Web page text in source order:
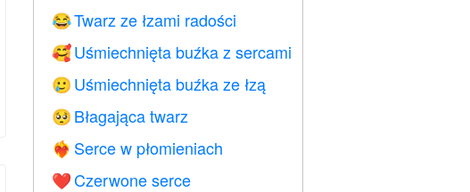
😂Twarz ze łzami radości
🥰 Uśmiechnięta buźka z sercami
🥲 Uśmiechnięta buźka ze łzą
🥺 Błagająca twarz
❤️‍🔥 Serce w płomieniach
❤️ Czerwone serce